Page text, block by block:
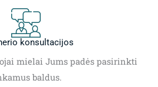
konsultacijos
mielai Jums padės pasirinkti
baldus.